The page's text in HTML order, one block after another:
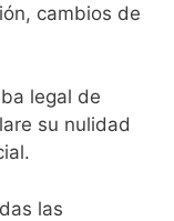
cambios de
legal de
su nulidad
las